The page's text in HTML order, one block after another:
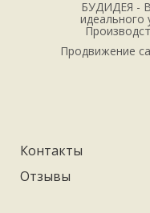
БУДИДЕЯ -
идеального
Продвижение
Контакты
Отзывы